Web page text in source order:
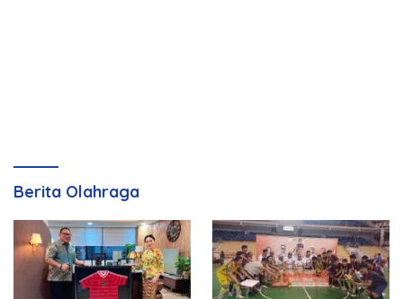
Berita Olahraga